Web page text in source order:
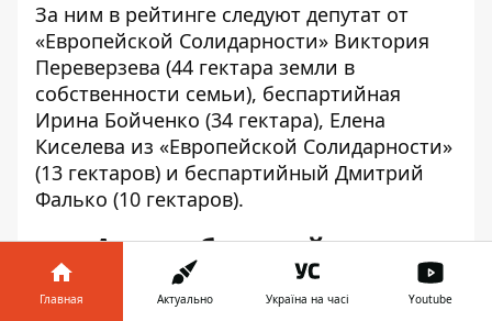
За ним в рейтинге следуют депутат от
«Европейской Солидарности» Виктория
Переверзева (44 гектара земли в
собственности семьи), беспартийная
Ирина Бойченко (34 гектара), Елена
Киселева из «Европейской Солидарности»
(13 гектаров) и беспартийный Дмитрий
Фалько (10 гектаров).
Автомобильный парк
депутатов горсовета
Главная Актуально Україна на часі Youtube